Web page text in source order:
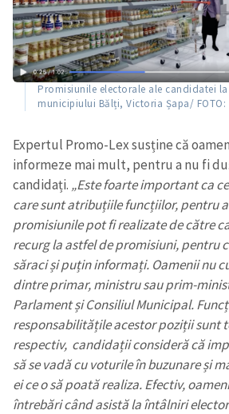
Trimite o informație
Promisiunile electorale ale candidatei
municipiului Bălți, Victoria Șapa/ FOTO:
Expertul Promo-Lex susține că
informeze mai mult, pentru a nu fi
candidați. „Este foarte important ca
care sunt atribuțiile funcțiilor, pentru
promisiunile pot fi realizate de către
recurg la astfel de promisiuni, pentru
săraci și puțin informați. Oamenii nu
dintre primar, ministru sau prim-
Parlament și Consiliul Municipal.
responsabilitățile acestor poziții sunt
respectiv, candidații consideră că
să se vadă cu voturile în buzunare și
ei ce o să poată realiza. Efectiv,
întrebări când asistă la întâlniri